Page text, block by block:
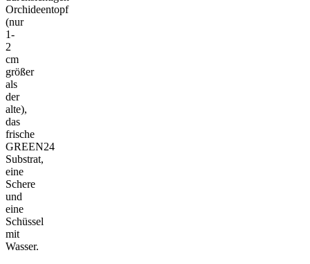
Orchideentopf
(nur
1-
2
cm
größer
als
der
alte),
das
frische
GREEN24
Substrat,
eine
Schere
und
eine
Schüssel
mit
Wasser.